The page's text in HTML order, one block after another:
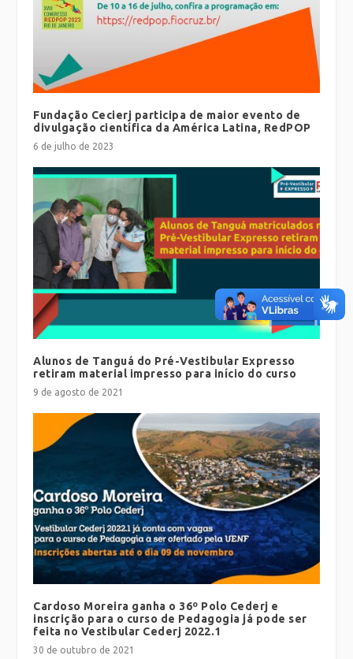
Fundação Cecierj participa de maior evento de
divulgação científica da América Latina, RedPOP
6 de julho de 2023
Alunos de Tanguá do Pré-Vestibular Expresso
retiram material impresso para início do curso
9 de agosto de 2021
Cardoso Moreira ganha o 36º Polo Cederj e
inscrição para o curso de Pedagogia já pode ser
feita no Vestibular Cederj 2022.1
30 de outubro de 2021